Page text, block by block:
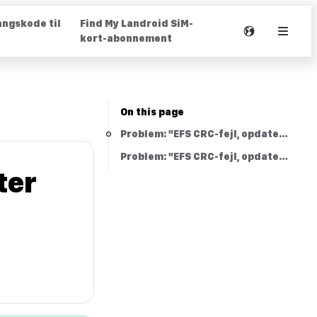
til
Find My Landroid SiM-
kort-abonnement
On this page
Problem: "EFS CRC-fejl, opdater
Problem: "EFS CRC-fejl, opdater